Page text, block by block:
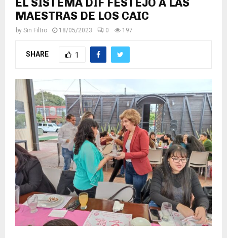
EL SISTEMA DIF FESTEJÓ A LAS
MAESTRAS DE LOS CAIC
by Sin Filtro 18/05/2023 0 197
SHARE 1